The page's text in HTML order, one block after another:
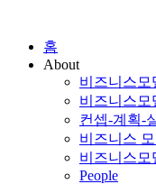
홈
About
비즈니스모
비즈니스모
컨셉-계획-
비즈니스
비즈니스모
People